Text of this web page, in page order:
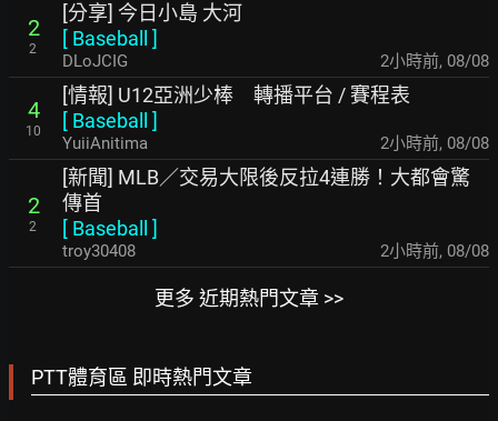
2
2
[分享] 今日小島 大河
[ Baseball ]
DLoJCIG 2小時前, 08/08
4
10
[情報] U12亞洲少棒 轉播平台 / 賽程表
[ Baseball ]
YuiiAnitima 2小時前, 08/08
2
2
[新聞] MLB／交易大限後反拉4連勝！大都會驚
傳首
[ Baseball ]
troy30408 2小時前, 08/08
更多 近期熱門文章 >>
PTT體育區 即時熱門文章